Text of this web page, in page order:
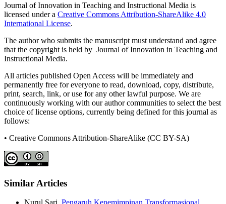
Journal of Innovation in Teaching and Instructional Media is
licensed under a Creative Commons Attribution-ShareAlike 4.0
International License.
The author who submits the manuscript must understand and agree
that the copyright is held by Journal of Innovation in Teaching and
Instructional Media.
All articles published Open Access will be immediately and
permanently free for everyone to read, download, copy, distribute,
print, search, link, or use for any other lawful purpose. We are
continuously working with our author communities to select the best
choice of license options, currently being defined for this journal as
follows:
• Creative Commons Attribution-ShareAlike (CC BY-SA)
Similar Articles